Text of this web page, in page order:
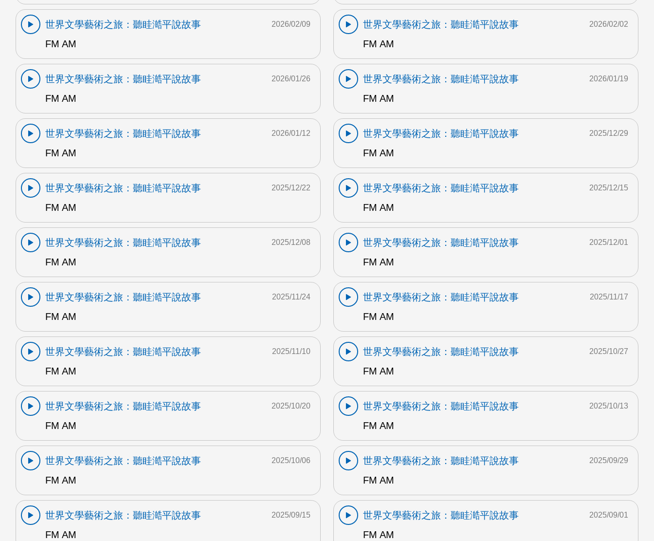
世界文學藝術之旅：聽眭澔平說故事
FM AM
2026/02/09
世界文學藝術之旅：聽眭澔平說故事
FM AM
2026/02/02
世界文學藝術之旅：聽眭澔平說故事
FM AM
2026/01/26
世界文學藝術之旅：聽眭澔平說故事
FM AM
2026/01/19
世界文學藝術之旅：聽眭澔平說故事
FM AM
2026/01/12
世界文學藝術之旅：聽眭澔平說故事
FM AM
2025/12/29
世界文學藝術之旅：聽眭澔平說故事
FM AM
2025/12/22
世界文學藝術之旅：聽眭澔平說故事
FM AM
2025/12/15
世界文學藝術之旅：聽眭澔平說故事
FM AM
2025/12/08
世界文學藝術之旅：聽眭澔平說故事
FM AM
2025/12/01
世界文學藝術之旅：聽眭澔平說故事
FM AM
2025/11/24
世界文學藝術之旅：聽眭澔平說故事
FM AM
2025/11/17
世界文學藝術之旅：聽眭澔平說故事
FM AM
2025/11/10
世界文學藝術之旅：聽眭澔平說故事
FM AM
2025/10/27
世界文學藝術之旅：聽眭澔平說故事
FM AM
2025/10/20
世界文學藝術之旅：聽眭澔平說故事
FM AM
2025/10/13
世界文學藝術之旅：聽眭澔平說故事
FM AM
2025/10/06
世界文學藝術之旅：聽眭澔平說故事
FM AM
2025/09/29
世界文學藝術之旅：聽眭澔平說故事
FM AM
2025/09/15
世界文學藝術之旅：聽眭澔平說故事
FM AM
2025/09/01